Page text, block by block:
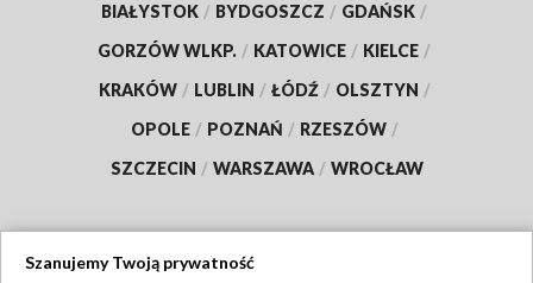
BIAŁYSTOK / BYDGOSZCZ / GDAŃSK /
GORZÓW WLKP. / KATOWICE / KIELCE /
KRAKÓW / LUBLIN / ŁÓDŹ / OLSZTYN /
OPOLE / POZNAŃ / RZESZÓW /
SZCZECIN / WARSZAWA / WROCŁAW
Szanujemy Twoją prywatność